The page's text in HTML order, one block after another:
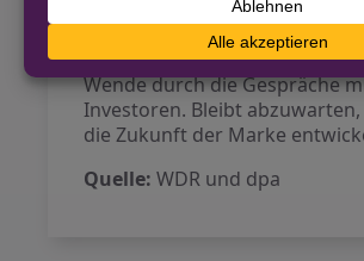
Die Markenschwäche zeigt
gibt es die Hoffnung auf eine
Wende durch die Gespräche
Investoren. Bleibt abzuwarten,
die Zukunft der Marke
Quelle: WDR und dpa